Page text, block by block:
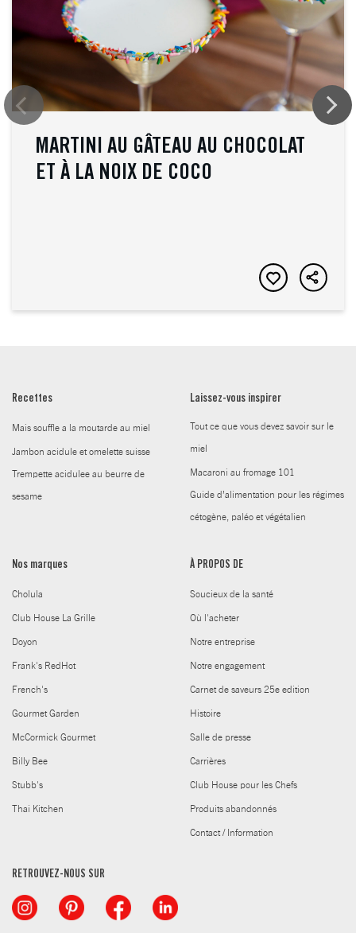
MARTINI AU GÂTEAU AU CHOCOLAT
ET À LA NOIX DE COCO
Recettes
Mais souffle a la moutarde au miel
Jambon acidule et omelette suisse
Trempette acidulee au beurre de
sesame
Laissez-vous inspirer
Tout ce que vous devez savoir sur le
miel
Macaroni au fromage 101
Guide d’alimentation pour les régimes
cétogène, paléo et végétalien
Nos marques
Cholula
Club House La Grille
Doyon
Frank's RedHot
French's
Gourmet Garden
McCormick Gourmet
Billy Bee
Stubb's
Thai Kitchen
À PROPOS DE
Soucieux de la santé
Où l'acheter
Notre entreprise
Notre engagement
Carnet de saveurs 25e edition
Histoire
Salle de presse
Carrières
Club House pour les Chefs
Produits abandonnés
Contact / Information
RETROUVEZ-NOUS SUR